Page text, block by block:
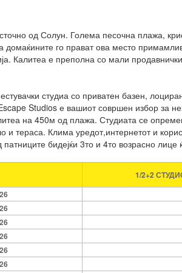
од Солун. Голема песочна плажа,
домаќините го прават ова место
Калитеа е преполна со мали
студиа со приватен базен,
Studios е вашиот совршен избор за
на 450м од плажа. Студиата се
и тераса. Клима уредот,интернетот и
бидејќи 3то и 4то возрасно
1/2+2